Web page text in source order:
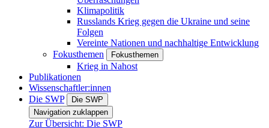
Klimapolitik
Russlands Krieg gegen die Ukraine und seine
Folgen
Vereinte Nationen und nachhaltige Entwicklung
Fokusthemen
Fokusthemen
Krieg in Nahost
Publikationen
Wissenschaftler:innen
Die SWP
Die SWP
Navigation zuklappen
Zur Übersicht: Die SWP